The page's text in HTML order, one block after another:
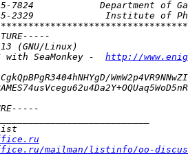
with SeaMonkey - http://
mailman/listinfo/oo-